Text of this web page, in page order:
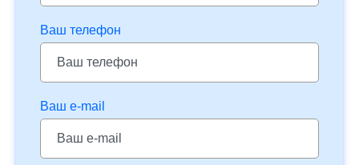
Ваш телефон
Ваш e-mail